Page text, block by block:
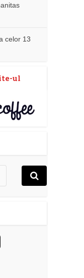
celor 13
ul